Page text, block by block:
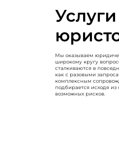
Услуги
Мы оказываем
широкому кругу
сталкиваются в
как с разовыми
комплексным
подбирается исходя из
возможных рисков.